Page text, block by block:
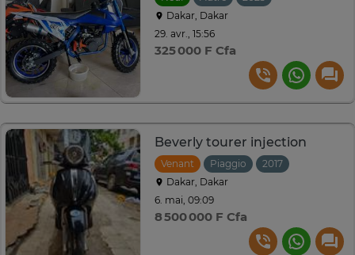
Dakar, Dakar
29. avr., 15:56
325 000 F Cfa
Beverly tourer injection
Venant Piaggio
2017
Dakar, Dakar
6. mai, 09:09
8 500 000 F Cfa